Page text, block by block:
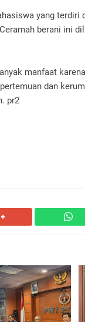
yang terdiri
berani ini
manfaat
dan
pr2